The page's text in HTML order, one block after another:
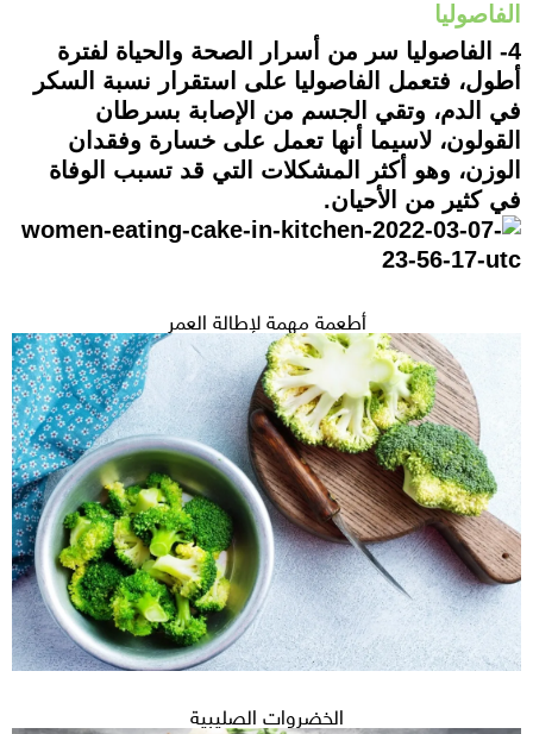
الفاصوليا
4- الفاصوليا سر من أسرار الصحة والحياة لفترة
أطول، فتعمل الفاصوليا على استقرار نسبة السكر
في الدم، وتقي الجسم من الإصابة بسرطان
القولون، لاسيما أنها تعمل على خسارة وفقدان
الوزن، وهو أكثر المشكلات التي قد تسبب الوفاة
في كثير من الأحيان.
أطعمة مهمة لإطالة العمر
الخضروات الصليبية